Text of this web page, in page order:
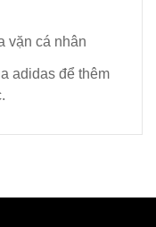
vặn cá nhân
adidas để thêm